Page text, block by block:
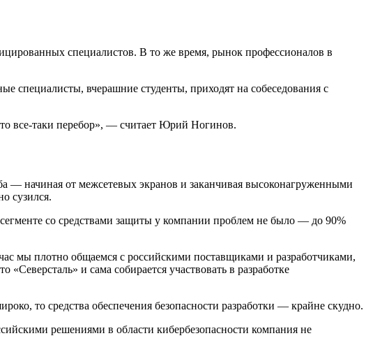
специалистов. В то же время, рынок профессионалов в
специалисты, вчерашние студенты, приходят на собеседования с
все-таки перебор», — считает Юрий Ногинов.
начиная от межсетевых экранов и заканчивая высоконагруженными
сузился.
со средствами защиты у компании проблем не было — до 90%
мы плотно общаемся с российскими поставщиками и разработчиками,
и сама собирается участвовать в разработке
то средства обеспечения безопасности разработки — крайне скудно.
решениями в области кибербезопасности компания не